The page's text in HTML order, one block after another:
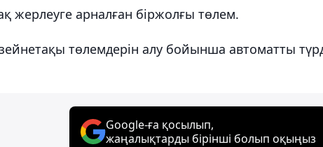
жерлеуге арналған біржолғы төлем.
төлемдерін алу бойынша автоматты
Google-ға қосылып,
жаңалықтарды бірінші болып оқыңыз